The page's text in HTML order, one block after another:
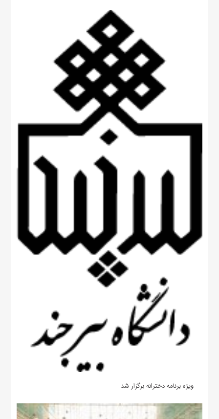
ویژه برنامه دخترانه برگزار شد